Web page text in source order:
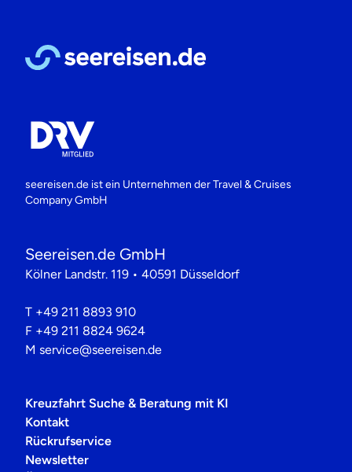
seereisen.de ist ein Unternehmen derTravel & Cruises
Company GmbH
Seereisen.de GmbH
Kölner Landstr. 119 • 40591 Düsseldorf
T +49 211 8893 910
F +49 211 8824 9624
M service@seereisen.de
Kreuzfahrt Suche & Beratung mit KI
Kontakt
Rückrufservice
Newsletter